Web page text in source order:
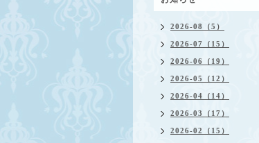
2026-08（5）
2026-07（15）
2026-06（19）
2026-05（12）
2026-04（14）
2026-03（17）
2026-02（15）